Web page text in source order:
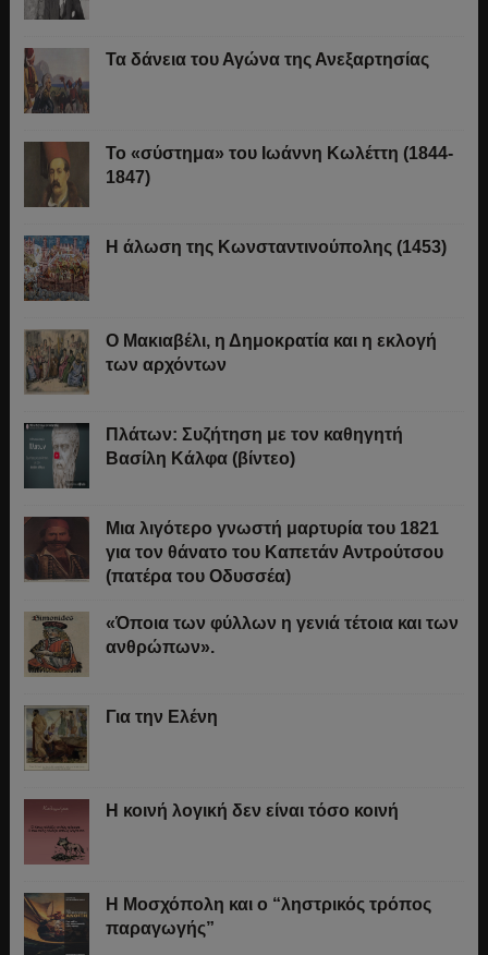
Τα δάνεια του Αγώνα της Ανεξαρτησίας
Το «σύστημα» του Ιωάννη Κωλέττη (1844-
1847)
Η άλωση της Κωνσταντινούπολης (1453)
Ο Μακιαβέλι, η Δημοκρατία και η εκλογή
των αρχόντων
Πλάτων: Συζήτηση με τον καθηγητή
Βασίλη Κάλφα (βίντεο)
Μια λιγότερο γνωστή μαρτυρία του 1821
για τον θάνατο του Καπετάν Αντρούτσου
(πατέρα του Οδυσσέα)
«Όποια των φύλλων η γενιά τέτοια και των
ανθρώπων».
Για την Ελένη
Η κοινή λογική δεν είναι τόσο κοινή
Η Μοσχόπολη και ο “ληστρικός τρόπος
παραγωγής”